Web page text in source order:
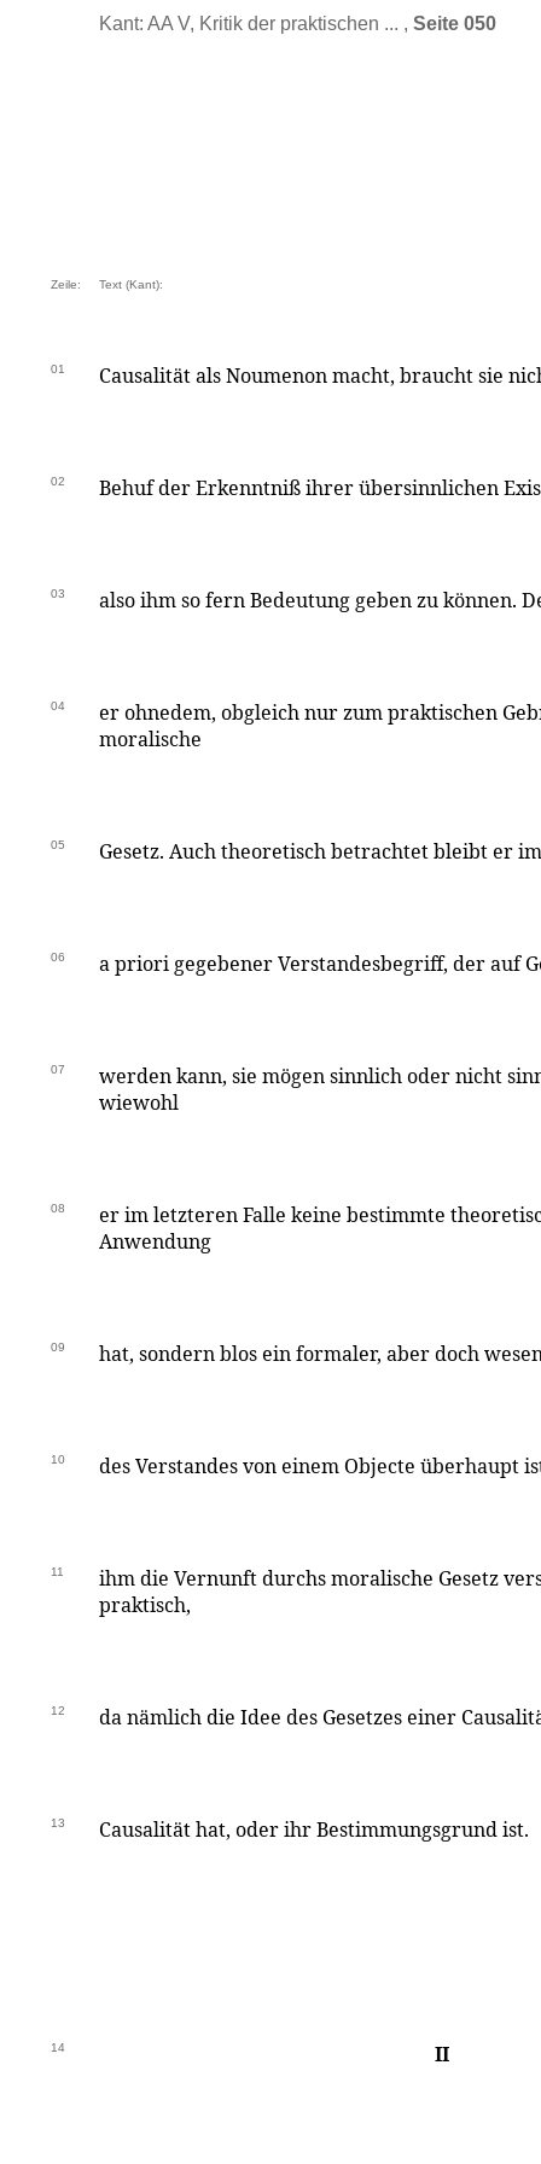
Kant: AA V, Kritik der praktischen ... , Seite 050
Zeile: Text (Kant):
01 Causalität als Noumenon macht, braucht sie
02 Behuf der Erkenntniß ihrer übersinnlichen
03 also ihm so fern Bedeutung geben zu können.
04
er ohnedem, obgleich nur zum praktischen
moralische
05 Gesetz. Auch theoretisch betrachtet bleibt er
06 a priori gegebener Verstandesbegriff, der auf
07
werden kann, sie mögen sinnlich oder nicht
wiewohl
08
er im letzteren Falle keine bestimmte
Anwendung
09 hat, sondern blos ein formaler, aber doch
10 des Verstandes von einem Objecte überhaupt
11
ihm die Vernunft durchs moralische Gesetz
praktisch,
12 da nämlich die Idee des Gesetzes einer
13 Causalität hat, oder ihr Bestimmungsgrund ist.
14 II